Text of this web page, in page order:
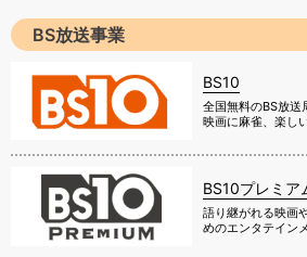
BS放送事業
BS10
全国無料のBS放送
映画に麻雀、楽し
BS10プレミア
語り継がれる映画
めのエンタテイン